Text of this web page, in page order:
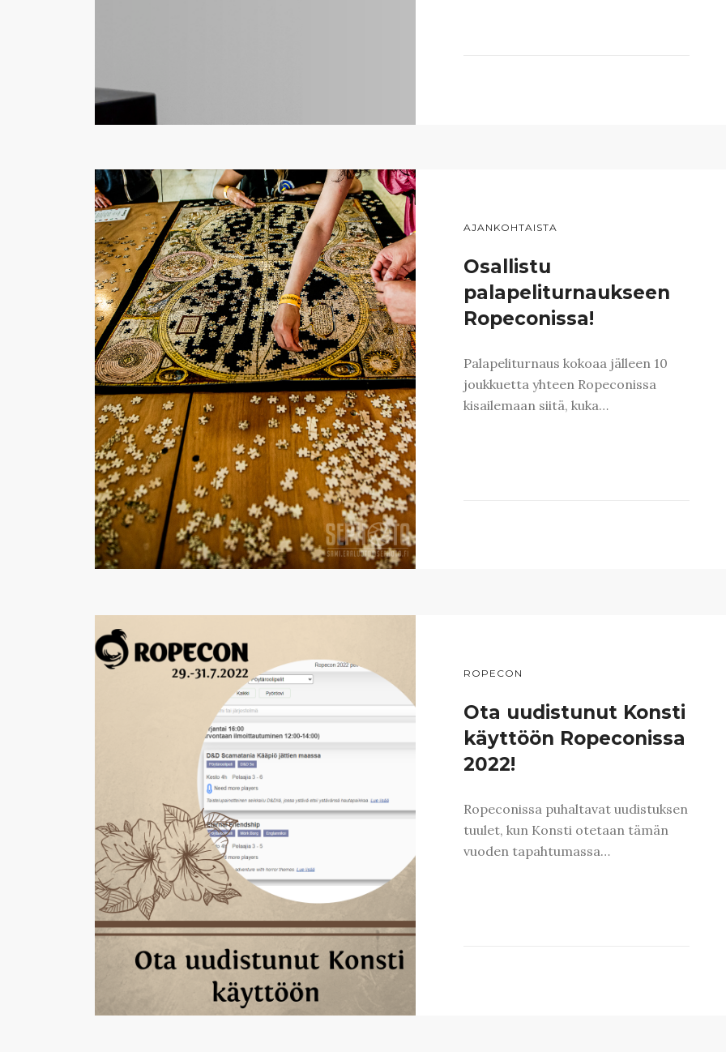
AJANKOHTAISTA
Osallistu
palapeliturnaukseen
Ropeconissa!
Palapeliturnaus kokoaa jälleen 10
joukkuetta yhteen Ropeconissa
kisailemaan siitä, kuka…
ROPECON
Ota uudistunut Konsti
käyttöön Ropeconissa
2022!
Ropeconissa puhaltavat uudistuksen
tuulet, kun Konsti otetaan tämän
vuoden tapahtumassa…